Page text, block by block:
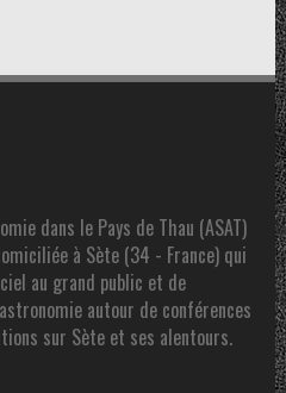
dans le Pays de Thau (ASAT)
à Sète (34 - France) qui
au grand public et de
autour de conférences
sur Sète et ses alentours.